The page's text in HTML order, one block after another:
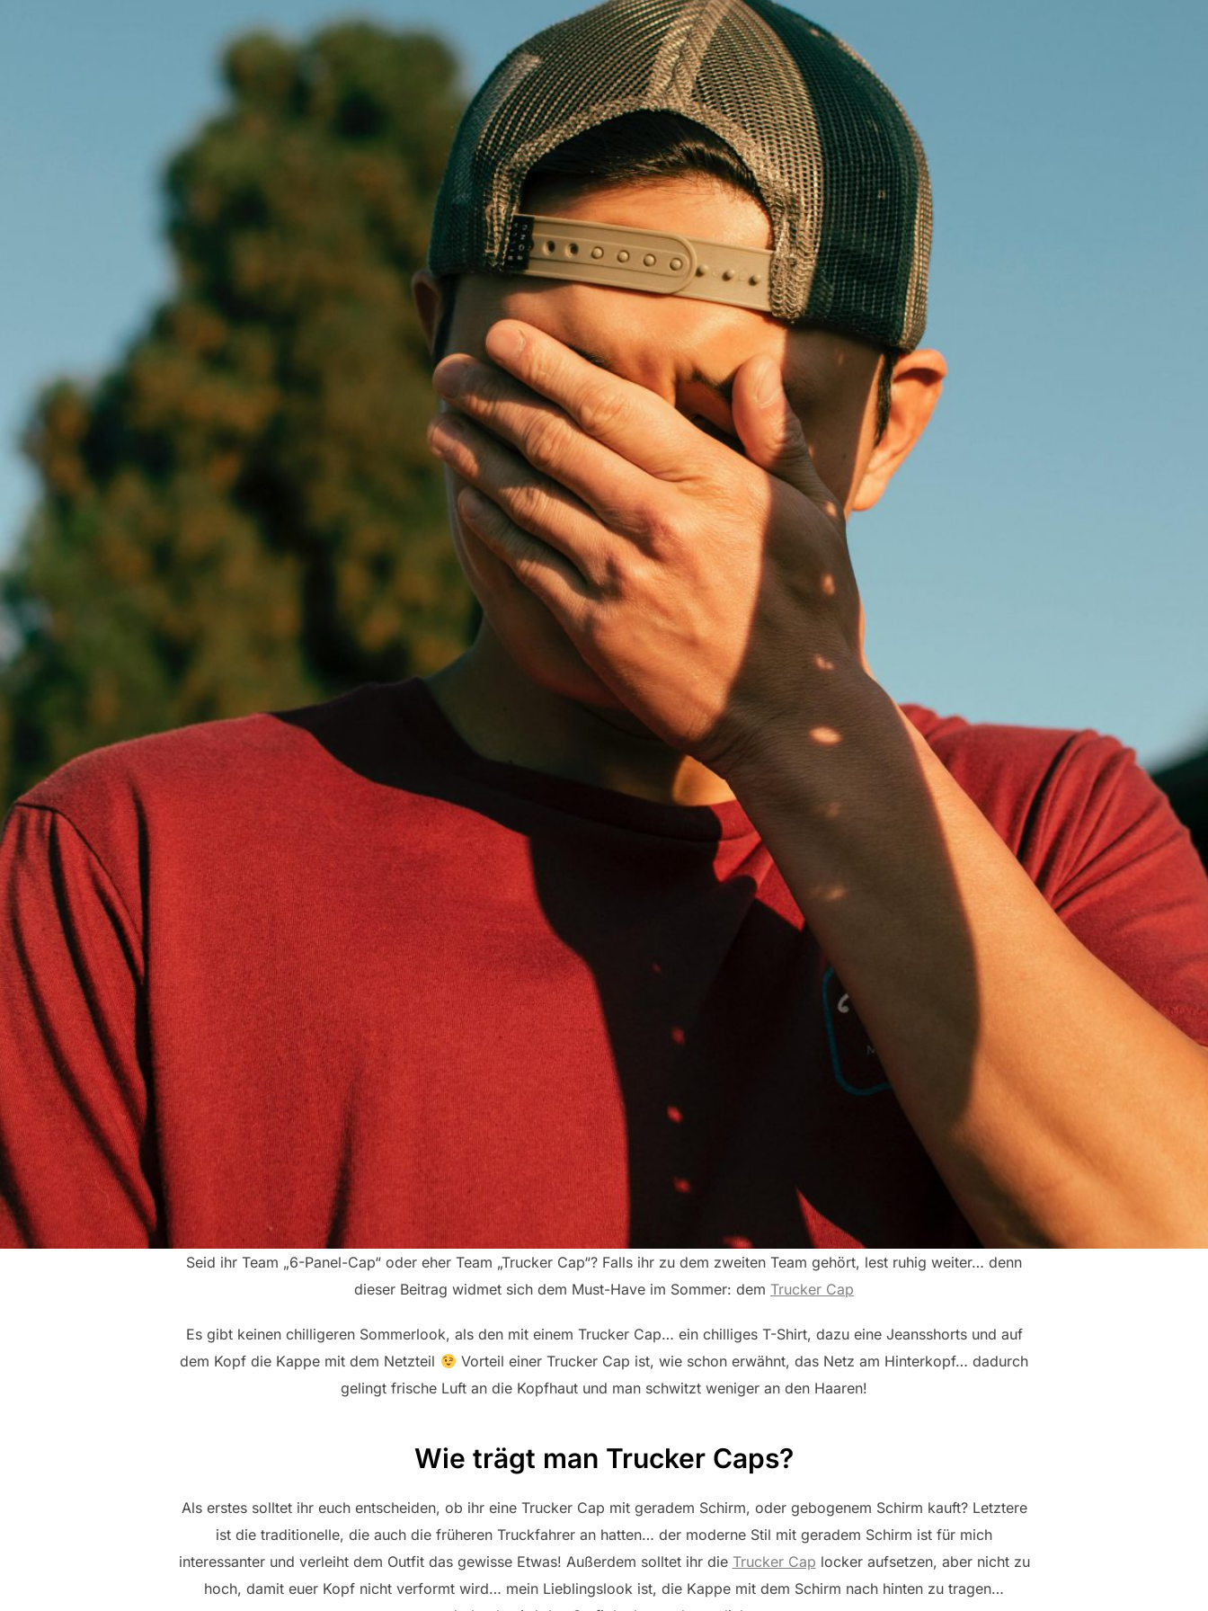
Seid ihr Team „6-Panel-Cap“ oder eher Team „Trucker Cap“? Falls ihr zu dem zweiten Team gehört, lest ruhig weiter… denn
dieser Beitrag widmet sich dem Must-Have im Sommer: dem Trucker Cap
Es gibt keinen chilligeren Sommerlook, als den mit einem Trucker Cap… ein chilliges T-Shirt, dazu eine Jeansshorts und auf
dem Kopf die Kappe mit dem Netzteil
Vorteil einer Trucker Cap ist, wie schon erwähnt, das Netz am Hinterkopf… dadurch
gelingt frische Luft an die Kopfhaut und man schwitzt weniger an den Haaren!
Wie trägt man Trucker Caps?
Als erstes solltet ihr euch entscheiden, ob ihr eine Trucker Cap mit geradem Schirm, oder gebogenem Schirm kauft? Letztere
ist die traditionelle, die auch die früheren Truckfahrer an hatten… der moderne Stil mit geradem Schirm ist für mich
interessanter und verleiht dem Outfit das gewisse Etwas! Außerdem solltet ihr die Trucker Cap locker aufsetzen, aber nicht zu
hoch, damit euer Kopf nicht verformt wird… mein Lieblingslook ist, die Kappe mit dem Schirm nach hinten zu tragen…